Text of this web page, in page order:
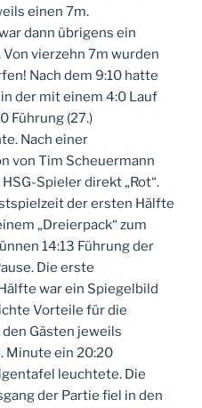
einen 7m.
dann übrigens ein
vierzehn 7m wurden
Nach dem 9:10 hatte
der mit einem 4:0 Lauf
Führung (27.)
Nach einer
von Tim Scheuermann
Spieler direkt „Rot“.
der ersten Hälfte
„Dreierpack“ zum
14:13 Führung der
Die erste
war ein Spiegelbild
Vorteile für die
Gästen jeweils
Minute ein 20:20
leuchtete. Die
der Partie fiel in den